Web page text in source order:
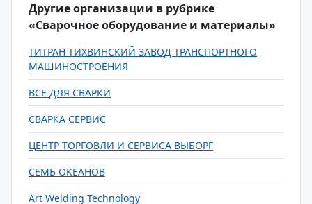
Другие организации в рубрике
«Сварочное оборудование и материалы»
ТИТРАН ТИХВИНСКИЙ ЗАВОД ТРАНСПОРТНОГО
МАШИНОСТРОЕНИЯ
ВСЕ ДЛЯ СВАРКИ
СВАРКА СЕРВИС
ЦЕНТР ТОРГОВЛИ И СЕРВИСА ВЫБОРГ
СЕМЬ ОКЕАНОВ
Art Welding Technology